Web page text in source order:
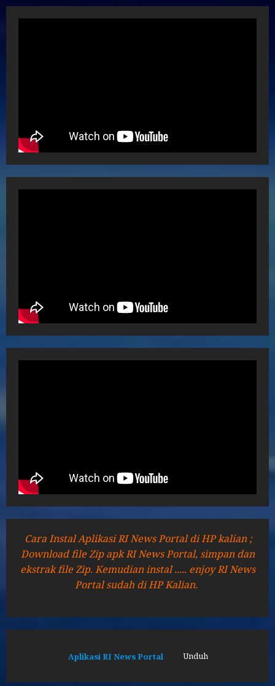
Cara Instal Aplikasi RI News Portal di HP kalian ;
Download file Zip apk RI News Portal, simpan dan
ekstrak file Zip. Kemudian instal ..... enjoy RI News
Portal sudah di HP Kalian.
Aplikasi RI News Portal Unduh